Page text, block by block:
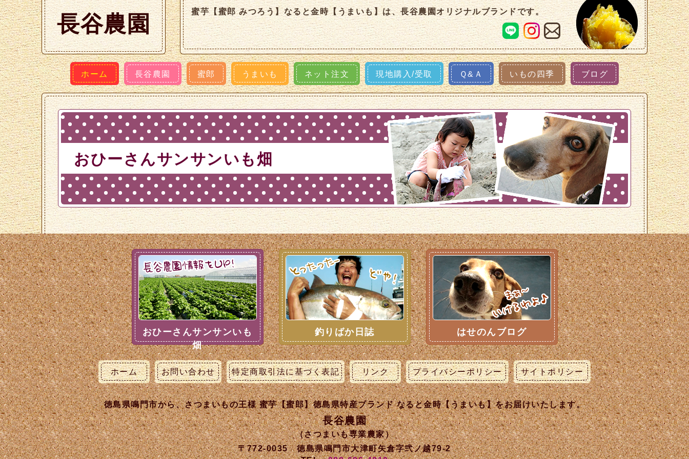
長谷農園
蜜芋【蜜郎 みつろう】なると金時【うまいも】は、長谷農園オリジナルブランドです。
ホーム 長谷農園 蜜郎 うまいも ネット注文 現地購入/受取 Ｑ&Ａ いもの四季 ブログ
おひーさんサンサンいも畑
おひーさんサンサンいも
畑
釣りばか日誌 はせのんブログ
ホーム お問い合わせ 特定商取引法に基づく表記 リンク プライバシーポリシー サイトポリシー
徳島県鳴門市から、さつまいもの王様 蜜芋【蜜郎】徳島県特産ブランド なると金時【うまいも】をお届けいたします。
長谷農園
（さつまいも専業農家）
〒772-0035 徳島県鳴門市大津町矢倉字弐ノ越79-2